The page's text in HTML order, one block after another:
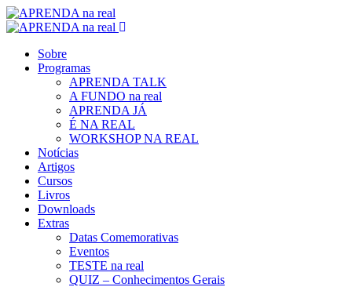
Sobre
Programas
APRENDA TALK
A FUNDO na real
APRENDA JÁ
É NA REAL
WORKSHOP NA REAL
Notícias
Artigos
Cursos
Livros
Downloads
Extras
Datas Comemorativas
Eventos
TESTE na real
QUIZ – Conhecimentos Gerais